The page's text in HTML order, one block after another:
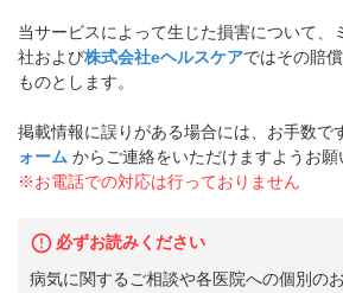
当サービスによって生じた損害について、
社および株式会社eヘルスケアではその賠
ものとします。
掲載情報に誤りがある場合には、お手数で
ォーム からご連絡をいただけますようお願
※お電話での対応は行っておりません
必ずお読みください
病気に関するご相談や各医院への個別の